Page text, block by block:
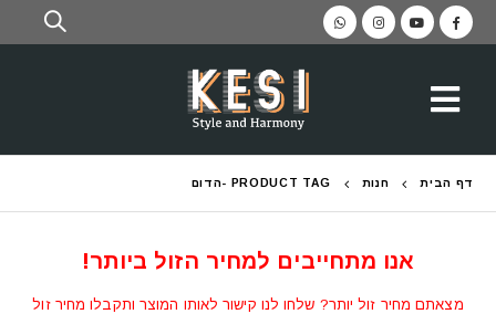
דף הבית חנות PRODUCT TAG - הדום
אנו מתחייבים למחיר הזול ביותר!
מצאתם מחיר זול יותר? שלחו לנו קישור לאותו המוצר ותקבלו מחיר זול